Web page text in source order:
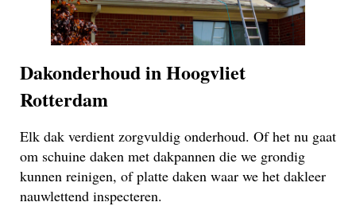
Dakonderhoud in Hoogvliet
Rotterdam
Elk dak verdient zorgvuldig onderhoud. Of het nu gaat
om schuine daken met dakpannen die we grondig
kunnen reinigen, of platte daken waar we het dakleer
nauwlettend inspecteren.